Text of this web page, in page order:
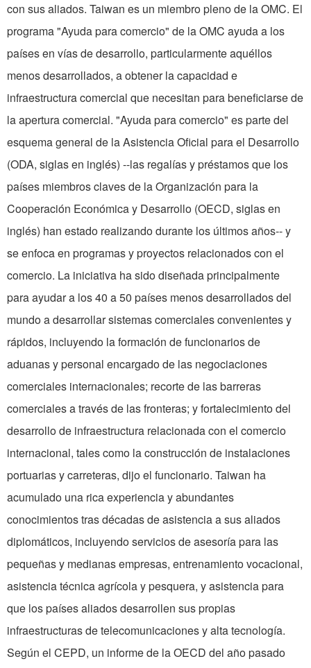
con sus aliados. Taiwan es un miembro pleno de la OMC. El
programa "Ayuda para comercio" de la OMC ayuda a los
países en vías de desarrollo, particularmente aquéllos
menos desarrollados, a obtener la capacidad e
infraestructura comercial que necesitan para beneficiarse de
la apertura comercial. "Ayuda para comercio" es parte del
esquema general de la Asistencia Oficial para el Desarrollo
(ODA, siglas en inglés) --las regalías y préstamos que los
países miembros claves de la Organización para la
Cooperación Económica y Desarrollo (OECD, siglas en
inglés) han estado realizando durante los últimos años-- y
se enfoca en programas y proyectos relacionados con el
comercio. La iniciativa ha sido diseñada principalmente
para ayudar a los 40 a 50 países menos desarrollados del
mundo a desarrollar sistemas comerciales convenientes y
rápidos, incluyendo la formación de funcionarios de
aduanas y personal encargado de las negociaciones
comerciales internacionales; recorte de las barreras
comerciales a través de las fronteras; y fortalecimiento del
desarrollo de infraestructura relacionada con el comercio
internacional, tales como la construcción de instalaciones
portuarias y carreteras, dijo el funcionario. Taiwan ha
acumulado una rica experiencia y abundantes
conocimientos tras décadas de asistencia a sus aliados
diplomáticos, incluyendo servicios de asesoría para las
pequeñas y medianas empresas, entrenamiento vocacional,
asistencia técnica agrícola y pesquera, y asistencia para
que los países aliados desarrollen sus propias
infraestructuras de telecomunicaciones y alta tecnología.
Según el CEPD, un informe de la OECD del año pasado